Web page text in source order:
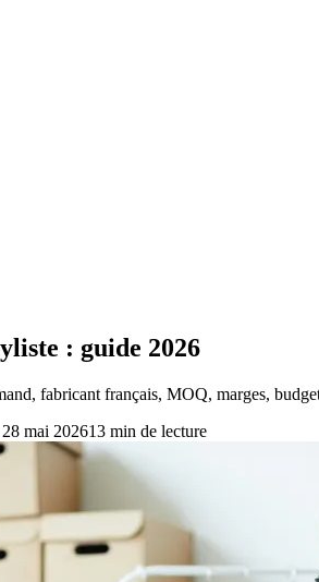
: guide 2026
fabricant français, MOQ, marges,
28 mai 202613 min de lecture